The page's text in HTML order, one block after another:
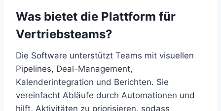
Was bietet die Plattform für
Vertriebsteams?
Die Software unterstützt Teams mit visuellen
Pipelines, Deal-Management,
Kalenderintegration und Berichten. Sie
vereinfacht Abläufe durch Automationen und
hilft, Aktivitäten zu priorisieren, sodass